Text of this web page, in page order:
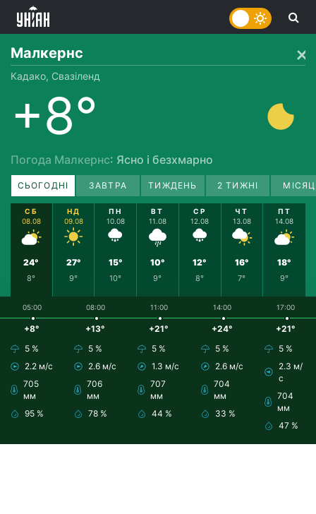
Малкернс
Кадако, Свазіленд
+8°
Погода Малкернс: Ясно і безхмарно
СЬОГОДНІ ЗАВТРА ТИЖДЕНЬ 2 ТИЖНІ
СБ
08.08
24°
8°
НД
09.08
27°
9°
ПН
10.08
15°
10°
ВТ
11.08
10°
9°
СР
12.08
12°
8°
ЧТ
13.08
16°
7°
ПТ
14.08
18°
9°
05:00
+8°
5 %
2.2 м/с
705
мм
95 %
08:00
+13°
5 %
2.6 м/с
706
мм
78 %
11:00
+21°
5 %
1.3 м/с
707
мм
44 %
14:00
+24°
5 %
2.6 м/с
704
мм
33 %
17:00
+21°
5 %
2.3 м/
с
704
мм
47 %